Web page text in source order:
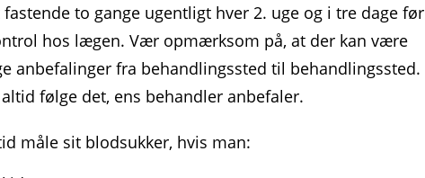
to gange ugentligt hver 2. uge og i tre dage før
hos lægen. Vær opmærksom på, at der kan være
anbefalinger fra behandlingssted til behandlingssted.
følge det, ens behandler anbefaler.
måle sit blodsukker, hvis man: